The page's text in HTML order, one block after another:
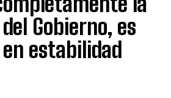
Gobierno, es
estabilidad